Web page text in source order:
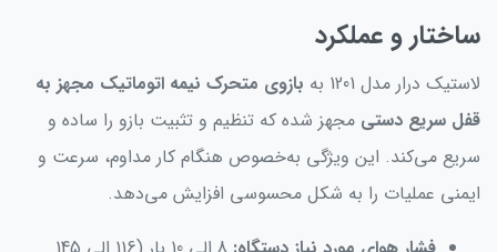
ساختار و عملکرد
لاستیک درار مدل 1201 به
بازوی متحرک نیمه اتوماتیک مجهز به
قفل سریع دستی مجهز شده که تنظیم و تثبیت بازو را ساده و
سریع می‌کند. این ویژگی به‌خصوص هنگام کار مداوم، سرعت و
ایمنی عملیات را به شکل محسوسی افزایش می‌دهد.